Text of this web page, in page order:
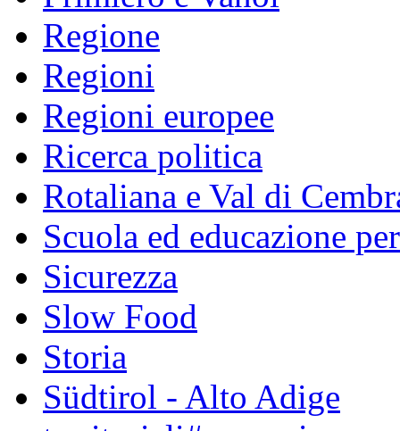
Regione
Regioni
Regioni europee
Ricerca politica
Rotaliana e Val di
Scuola ed educazione
Sicurezza
Slow Food
Storia
Südtirol - Alto Adige